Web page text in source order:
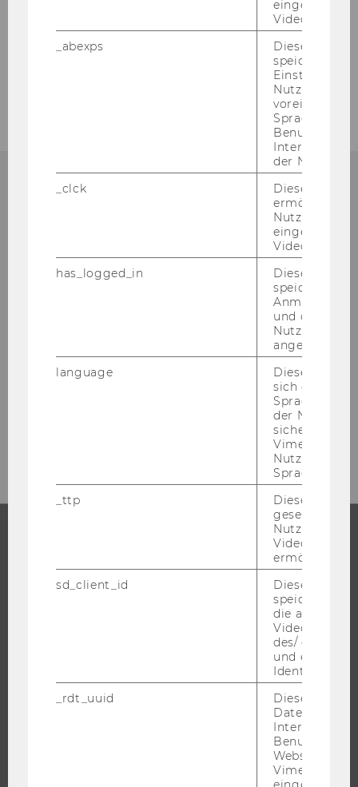
Library & Learning Center (LC) | Ebene +2
Welthandelsplatz 1, 1020 Wien
TEAM BEABLE
Gebäude LC, Ebene +2
Welthandelsplatz 1
WARUM WU?
EXECUTIVE EDUCATION
BEWERBUNG UND ZULASSUNG
INTERNATIONALE UND INCOMING EXCHANGE STUDIERENDE
ANGEBOTE FÜR SCHULEN UND STUDIENINTERESSIERTE
Videos
_abexps
Dieses Cookie
speichert
Nutzer*in, zB.
Sprache,
der Nutzer*in
_clck
Dieses Cookie
ermöglicht
Nutzung des
Video Players
has_logged_in
Dieses Cookie
speichert
und ob sich
Nutzer*in
angemeldet
language
Dieses
sich die
der
Vimeo in der
Nutzer
Sprache
_ttp
Dieser
gesetzt, um
Nutzung des
Videoplayers
ermöglichen
sd_client_id
Dieses Cookie
speichert
die aktuellen
des/ der
und einen
_rdt_uuid
Dieses
Daten über
Interaktionen
Websites, auf
Vimeo-Video